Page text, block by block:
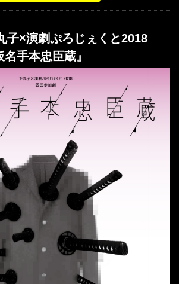
子×演劇ぷろじぇくと2018
手本忠臣蔵』